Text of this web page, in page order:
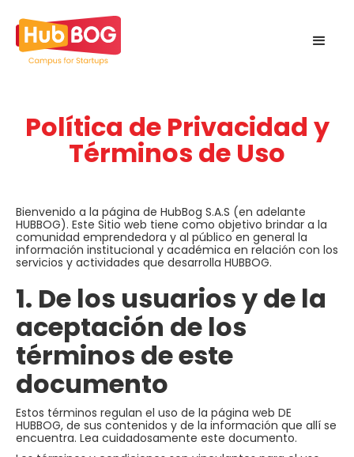
Política de Privacidad y
Términos de Uso
Bienvenido a la página de HubBog S.A.S (en adelante
HUBBOG). Este Sitio web tiene como objetivo brindar a la
comunidad emprendedora y al público en general la
información institucional y académica en relación con los
servicios y actividades que desarrolla HUBBOG.
1. De los usuarios y de la
aceptación de los
términos de este
documento
Estos términos regulan el uso de la página web DE
HUBBOG, de sus contenidos y de la información que allí se
encuentra. Lea cuidadosamente este documento.